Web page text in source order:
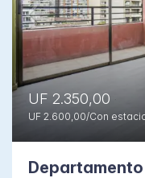
UF 2.350,00
UF 2.600,00/Con